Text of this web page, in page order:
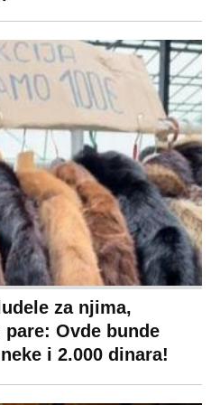
za njima,
Ovde bunde
i 2.000 dinara!